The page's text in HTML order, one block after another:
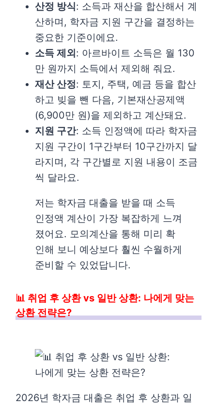
산정 방식: 소득과 재산을 합산해서 계
산하며, 학자금 지원 구간을 결정하는
중요한 기준이에요.
소득 제외: 아르바이트 소득은 월 130
만 원까지 소득에서 제외해 줘요.
재산 산정: 토지, 주택, 예금 등을 합산
하고 빚을 뺀 다음, 기본재산공제액
(6,900만 원)을 제외하고 계산돼요.
지원 구간: 소득 인정액에 따라 학자금
지원 구간이 1구간부터 10구간까지 달
라지며, 각 구간별로 지원 내용이 조금
씩 달라요.
저는 학자금 대출을 받을 때 소득
인정액 계산이 가장 복잡하게 느껴
졌어요. 모의계산을 통해 미리 확
인해 보니 예상보다 훨씬 수월하게
준비할 수 있었답니다.
📊 취업 후 상환 vs 일반 상환: 나에게 맞는
상환 전략은?
2026년 학자금 대출은 취업 후 상환과 일